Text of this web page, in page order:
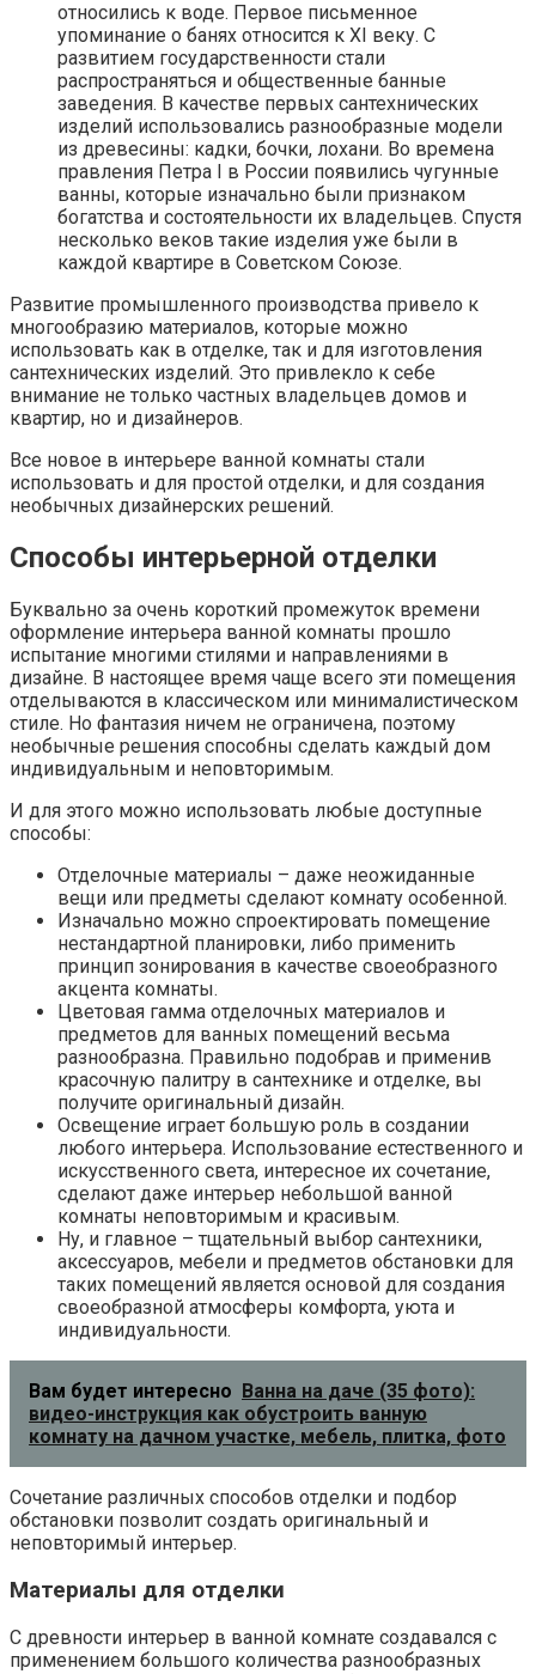
относились к воде. Первое письменное
упоминание о банях относится к XI веку. С
развитием государственности стали
распространяться и общественные банные
заведения. В качестве первых сантехнических
изделий использовались разнообразные модели
из древесины: кадки, бочки, лохани. Во времена
правления Петра I в России появились чугунные
ванны, которые изначально были признаком
богатства и состоятельности их владельцев. Спустя
несколько веков такие изделия уже были в
каждой квартире в Советском Союзе.
Развитие промышленного производства привело к
многообразию материалов, которые можно
использовать как в отделке, так и для изготовления
сантехнических изделий. Это привлекло к себе
внимание не только частных владельцев домов и
квартир, но и дизайнеров.
Все новое в интерьере ванной комнаты стали
использовать и для простой отделки, и для создания
необычных дизайнерских решений.
Способы интерьерной отделки
Буквально за очень короткий промежуток времени
оформление интерьера ванной комнаты прошло
испытание многими стилями и направлениями в
дизайне. В настоящее время чаще всего эти помещения
отделываются в классическом или минималистическом
стиле. Но фантазия ничем не ограничена, поэтому
необычные решения способны сделать каждый дом
индивидуальным и неповторимым.
И для этого можно использовать любые доступные
способы:
Отделочные материалы – даже неожиданные
вещи или предметы сделают комнату особенной.
Изначально можно спроектировать помещение
нестандартной планировки, либо применить
принцип зонирования в качестве своеобразного
акцента комнаты.
Цветовая гамма отделочных материалов и
предметов для ванных помещений весьма
разнообразна. Правильно подобрав и применив
красочную палитру в сантехнике и отделке, вы
получите оригинальный дизайн.
Освещение играет большую роль в создании
любого интерьера. Использование естественного и
искусственного света, интересное их сочетание,
сделают даже интерьер небольшой ванной
комнаты неповторимым и красивым.
Ну, и главное – тщательный выбор сантехники,
аксессуаров, мебели и предметов обстановки для
таких помещений является основой для создания
своеобразной атмосферы комфорта, уюта и
индивидуальности.
Вам будет интересно
Ванна на даче (35 фото):
видео-инструкция как обустроить ванную
комнату на дачном участке, мебель, плитка, фото
Сочетание различных способов отделки и подбор
обстановки позволит создать оригинальный и
неповторимый интерьер.
Материалы для отделки
С древности интерьер в ванной комнате создавался с
применением большого количества разнообразных